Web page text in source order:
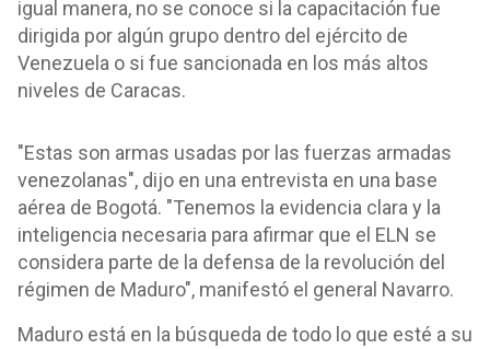
igual manera, no se conoce si la capacitación fue
dirigida por algún grupo dentro del ejército de
Venezuela o si fue sancionada en los más altos
niveles de Caracas.
"Estas son armas usadas por las fuerzas armadas
venezolanas", dijo en una entrevista en una base
aérea de Bogotá. "Tenemos la evidencia clara y la
inteligencia necesaria para afirmar que el ELN se
considera parte de la defensa de la revolución del
régimen de Maduro", manifestó el general Navarro.
Maduro está en la búsqueda de todo lo que esté a su